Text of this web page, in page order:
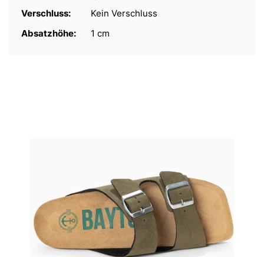
Verschluss:
Kein Verschluss
Absatzhöhe:
1 cm